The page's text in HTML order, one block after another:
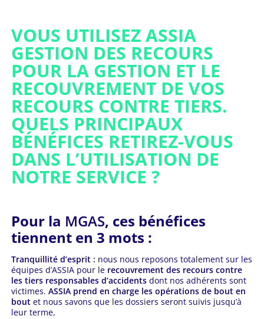
VOUS UTILISEZ ASSIA
GESTION DES RECOURS
POUR LA GESTION ET LE
RECOUVREMENT DE VOS
RECOURS CONTRE TIERS.
QUELS PRINCIPAUX
BÉNÉFICES RETIREZ-VOUS
DANS L’UTILISATION DE
NOTRE SERVICE ?
Pour la MGAS, ces bénéfices
tiennent en 3 mots :
Tranquillité d’esprit : nous nous reposons totalement sur les
équipes d’ASSIA pour le recouvrement des recours contre
les tiers responsables d’accidentsdont nos adhérents sont
victimes. ASSIA prend en charge les opérations de bout en
boutet nous savons que les dossiers seront suivis jusqu’à
leur terme,